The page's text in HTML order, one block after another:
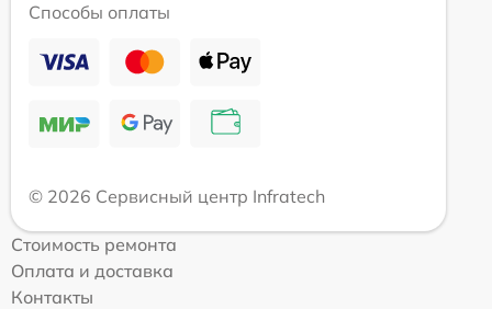
Способы оплаты
© 2026 Сервисный центр Infratech
Стоимость ремонта
Оплата и доставка
Контакты